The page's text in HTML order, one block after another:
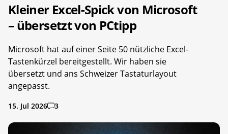
Kleiner Excel-Spick von Microsoft
– übersetzt von PCtipp
Microsoft hat auf einer Seite 50 nützliche Excel-
Tastenkürzel bereitgestellt. Wir haben sie
übersetzt und ans Schweizer Tastaturlayout
angepasst.
15. Jul 2026 3